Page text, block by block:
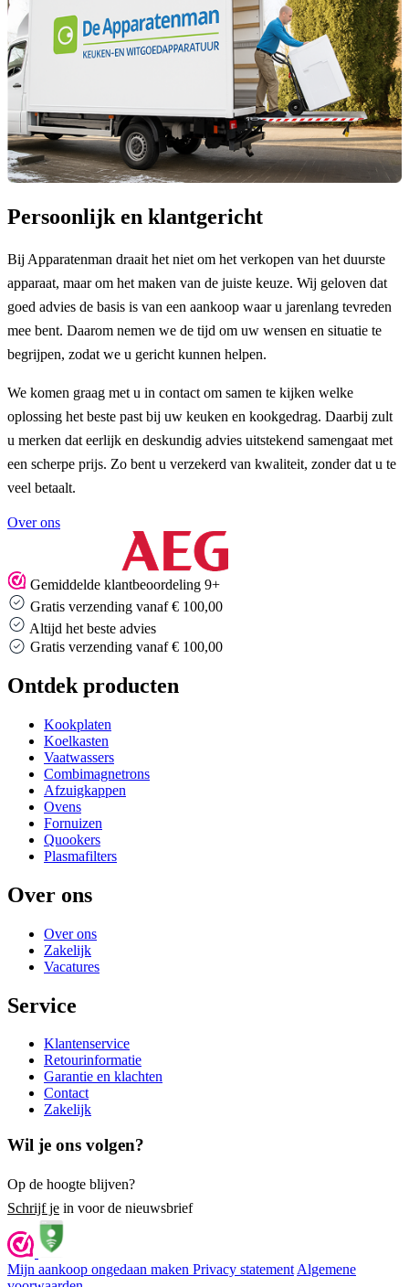
Persoonlijk en klantgericht
Bij Apparatenman draait het niet om het verkopen van het duurste
apparaat, maar om het maken van de juiste keuze. Wij geloven dat
goed advies de basis is van een aankoop waar u jarenlang tevreden
mee bent. Daarom nemen we de tijd om uw wensen en situatie te
begrijpen, zodat we u gericht kunnen helpen.
We komen graag met u in contact om samen te kijken welke
oplossing het beste past bij uw keuken en kookgedrag. Daarbij zult
u merken dat eerlijk en deskundig advies uitstekend samengaat met
een scherpe prijs. Zo bent u verzekerd van kwaliteit, zonder dat u te
veel betaalt.
Over ons
Gemiddelde klantbeoordeling 9+
Gratis verzending vanaf € 100,00
Altijd het beste advies
Gratis verzending vanaf € 100,00
Ontdek producten
Kookplaten
Koelkasten
Vaatwassers
Combimagnetrons
Afzuigkappen
Ovens
Fornuizen
Quookers
Plasmafilters
Over ons
Over ons
Zakelijk
Vacatures
Service
Klantenservice
Retourinformatie
Garantie en klachten
Contact
Zakelijk
Wil je ons volgen?
Op de hoogte blijven?
Schrijf je in voor de nieuwsbrief
Mijn aankoop ongedaan maken Privacy statement Algemene